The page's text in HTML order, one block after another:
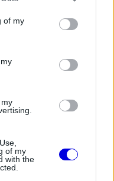
You may click to
its third-party tags to
in below Google
of my
of my
with the
kertészeti
helyzetben, és
érzékeny
a lehetőség